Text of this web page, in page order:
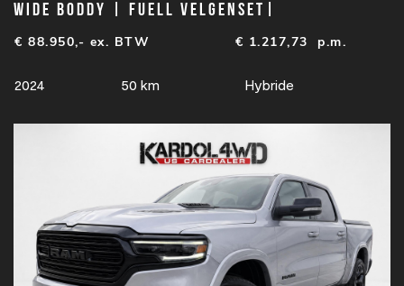
Wide boddy | Fuell velgenset|
€ 88.950,- ex. BTW € 1.217,73 p.m.
2024 50 km Hybride